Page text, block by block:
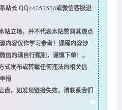
站长 QQ44353530或微信客服进
站立场，并不代表本站赞同其观点
内容仅作学习参考！课程内容涉
信的请自行甄别，谨慎下单！。
式发布或转载任何违法的相关信
报
盘，如发现链接失效，请联系我们